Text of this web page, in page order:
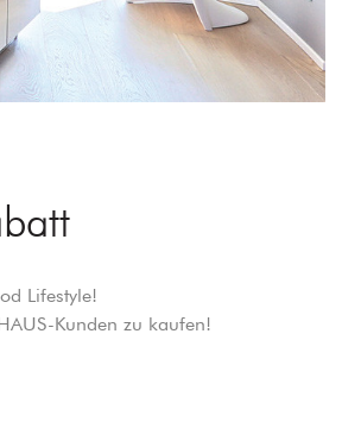
Lifestyle!
Kunden zu kaufen!